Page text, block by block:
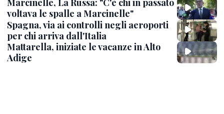
Marcinelle, La Russa: "C'è chi in passato
voltava le spalle a Marcinelle"
Spagna, via ai controlli negli aeroporti
per chi arriva dall'Italia
Mattarella, iniziate le vacanze in Alto
Adige